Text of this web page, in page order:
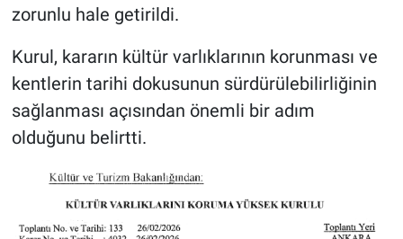
zorunlu hale getirildi.
Kurul, kararın kültür varlıklarının korunması ve
kentlerin tarihi dokusunun sürdürülebilirliğinin
sağlanması açısından önemli bir adım
olduğunu belirtti.